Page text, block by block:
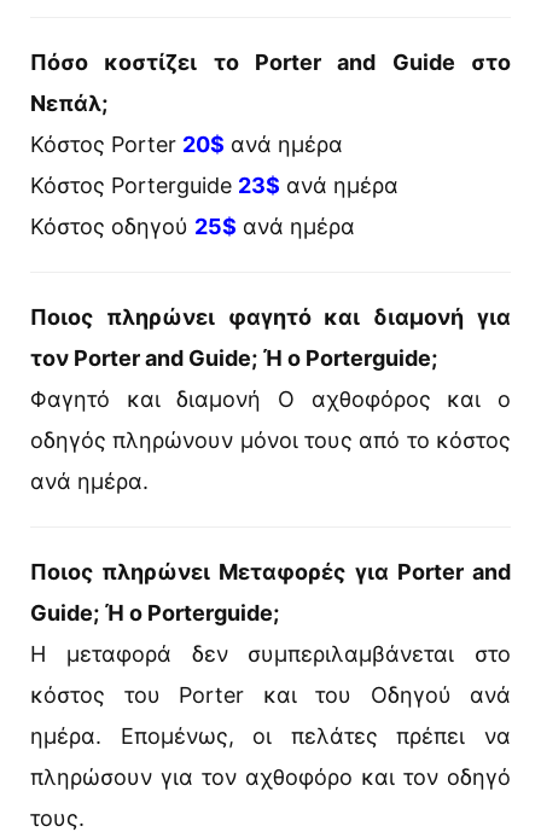
Πόσο κοστίζει το Porter and Guide στο
Νεπάλ;
Κόστος Porter 20$ ανά ημέρα
Κόστος Porterguide 23$ ανά ημέρα
Κόστος οδηγού 25$ ανά ημέρα
Ποιος πληρώνει φαγητό και διαμονή για
τον Porter and Guide; Ή ο Porterguide;
Φαγητό και διαμονή Ο αχθοφόρος και ο
οδηγός πληρώνουν μόνοι τους από το κόστος
ανά ημέρα.
Ποιος πληρώνει Μεταφορές για Porter and
Guide; Ή ο Porterguide;
Η μεταφορά δεν συμπεριλαμβάνεται στο
κόστος του Porter και του Οδηγού ανά
ημέρα. Επομένως, οι πελάτες πρέπει να
πληρώσουν για τον αχθοφόρο και τον οδηγό
τους.